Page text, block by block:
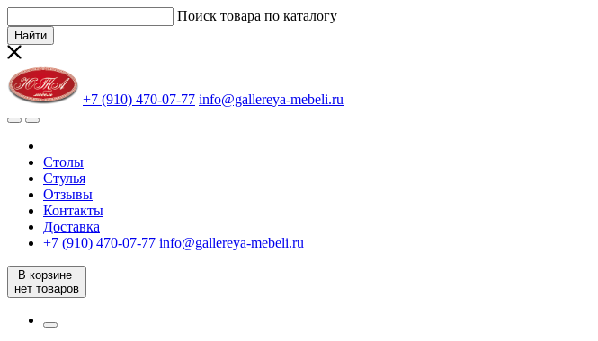
Поиск товара по каталогу
Найти
+7 (910) 470-07-77 info@gallereya-mebeli.ru
Столы
Стулья
Отзывы
Контакты
Доставка
+7 (910) 470-07-77 info@gallereya-mebeli.ru
В корзине
нет товаров